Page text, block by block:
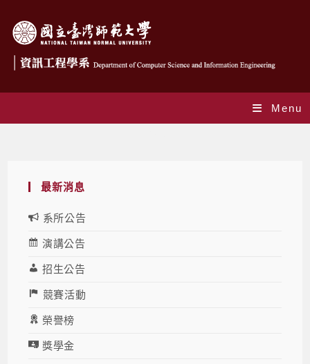
Menu
最新消息
系所公告
演講公告
招生公告
競賽活動
榮譽榜
獎學金